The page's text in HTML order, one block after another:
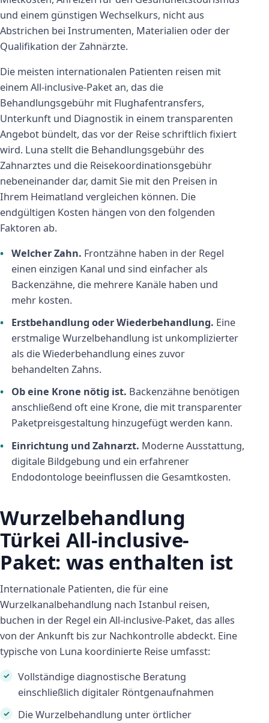
und einem günstigen Wechselkurs, nicht aus
Abstrichen bei Instrumenten, Materialien oder der
Qualifikation der Zahnärzte.
Die meisten internationalen Patienten reisen mit
einem All-inclusive-Paket an, das die
Behandlungsgebühr mit Flughafentransfers,
Unterkunft und Diagnostik in einem transparenten
Angebot bündelt, das vor der Reise schriftlich fixiert
wird. Luna stellt die Behandlungsgebühr des
Zahnarztes und die Reisekoordinationsgebühr
nebeneinander dar, damit Sie mit den Preisen in
Ihrem Heimatland vergleichen können. Die
endgültigen Kosten hängen von den folgenden
Faktoren ab.
Welcher Zahn. Frontzähne haben in der Regel
einen einzigen Kanal und sind einfacher als
Backenzähne, die mehrere Kanäle haben und
mehr kosten.
Erstbehandlung oder Wiederbehandlung. Eine
erstmalige Wurzelbehandlung ist unkomplizierter
als die Wiederbehandlung eines zuvor
behandelten Zahns.
Ob eine Krone nötig ist. Backenzähne benötigen
anschließend oft eine Krone, die mit transparenter
Paketpreisgestaltung hinzugefügt werden kann.
Einrichtung und Zahnarzt. Moderne Ausstattung,
digitale Bildgebung und ein erfahrener
Endodontologe beeinflussen die Gesamtkosten.
Wurzelbehandlung
Türkei All-inclusive-
Paket: was enthalten ist
Internationale Patienten, die für eine
Wurzelkanalbehandlung nach Istanbul reisen,
buchen in der Regel ein All-inclusive-Paket, das alles
von der Ankunft bis zur Nachkontrolle abdeckt. Eine
typische von Luna koordinierte Reise umfasst:
Vollständige diagnostische Beratung
einschließlich digitaler Röntgenaufnahmen
Die Wurzelbehandlung unter örtlicher